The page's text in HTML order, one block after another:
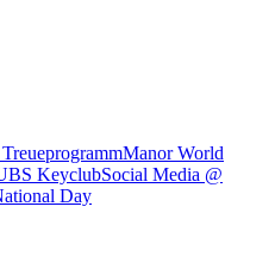
Manor World
KeyclubSocial Media @
Day